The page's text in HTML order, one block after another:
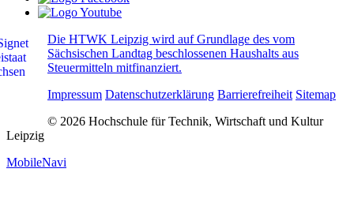
Die HTWK Leipzig wird auf Grundlage des vom
Sächsischen Landtag beschlossenen Haushalts aus
Steuermitteln mitfinanziert.
Impressum Datenschutzerklärung Barrierefreiheit Sitemap
© 2026 Hochschule für Technik, Wirtschaft und Kultur
Leipzig
MobileNavi